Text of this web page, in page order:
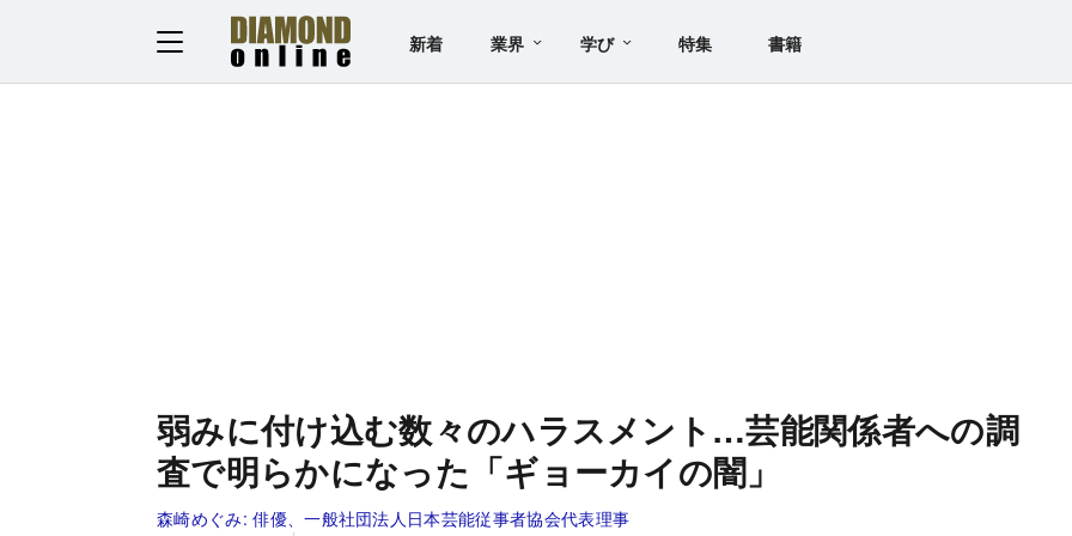
新着 業界 学び 特集 書籍
弱みに付け込む数々のハラスメント…芸能関係者への調
査で明らかになった「ギョーカイの闇」
森崎めぐみ:俳優、一般社団法人日本芸能従事者協会代表理事